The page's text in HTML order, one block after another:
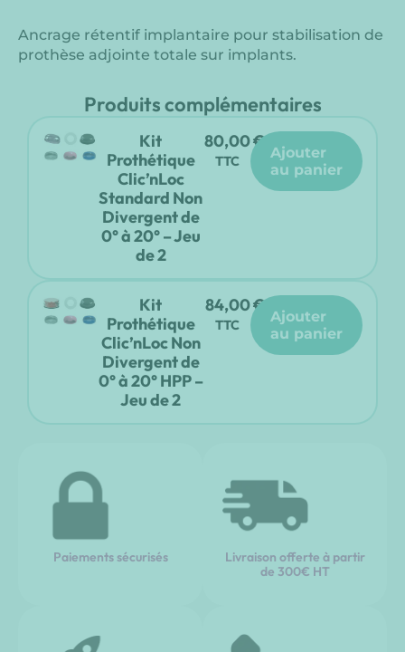
Ancrage rétentif implantaire pour stabilisation de
prothèse adjointe totale sur implants.
Produits complémentaires
Kit
Prothétique
Clic’nLoc
Standard Non
Divergent de
0° à 20° – Jeu
de 2
80,00€
TTC
ajouter
au panier
Kit
Prothétique
Clic’nLoc Non
Divergent de
0° à 20° HPP –
Jeu de 2
84,00€
TTC
ajouter
au panier
Paiements sécurisés
Livraison offerte à partir
de 300€ HT